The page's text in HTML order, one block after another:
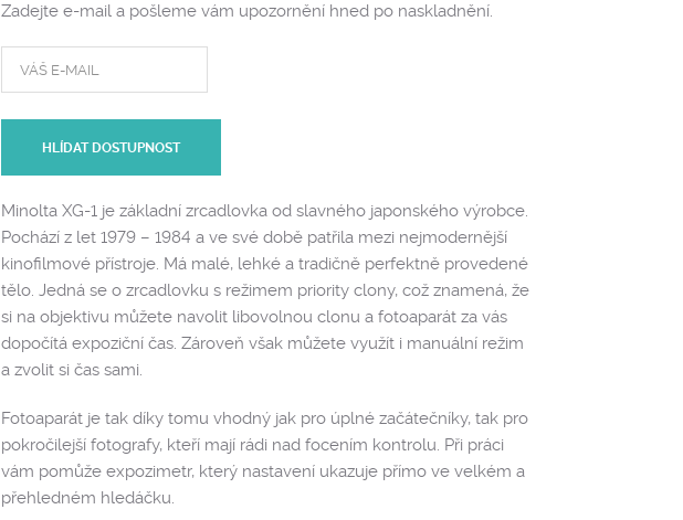
Zadejte e-mail a pošleme vám upozornění hned po naskladnění.
HLÍDAT DOSTUPNOST
Minolta XG-1 je základní zrcadlovka od slavného japonského výrobce.
Pochází z let 1979 – 1984 a ve své době patřila mezi nejmodernější
kinofilmové přístroje. Má malé, lehké a tradičně perfektně provedené
tělo. Jedná se o zrcadlovku s režimem priority clony, což znamená, že
si na objektivu můžete navolit libovolnou clonu a fotoaparát za vás
dopočítá expoziční čas. Zároveň však můžete využít i manuální režim
a zvolit si čas sami.
Fotoaparát je tak díky tomu vhodný jak pro úplné začátečníky, tak pro
pokročilejší fotografy, kteří mají rádi nad focením kontrolu. Při práci
vám pomůže expozimetr, který nastavení ukazuje přímo ve velkém a
přehledném hledáčku.